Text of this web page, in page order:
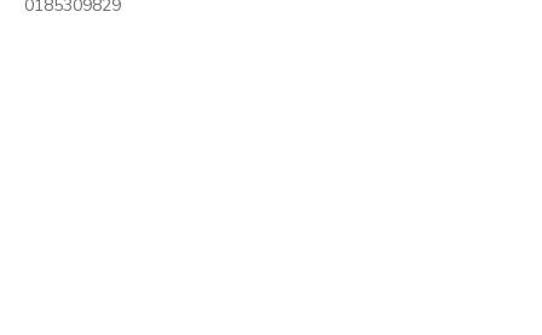
0185309829